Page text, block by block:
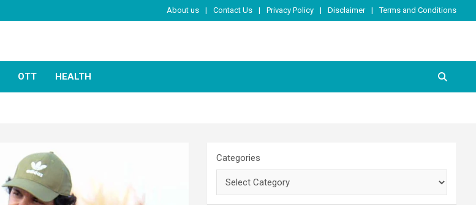
About us Contact Us Privacy Policy Disclaimer Terms and Conditions
OTT HEALTH
Categories